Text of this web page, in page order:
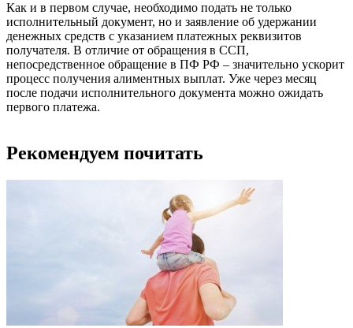
Как и в первом случае, необходимо подать не только
исполнительный документ, но и заявление об удержании
денежных средств с указанием платежных реквизитов
получателя. В отличие от обращения в ССП,
непосредственное обращение в ПФ РФ – значительно ускорит
процесс получения алиментных выплат. Уже через месяц
после подачи исполнительного документа можно ожидать
первого платежа.
Рекомендуем почитать